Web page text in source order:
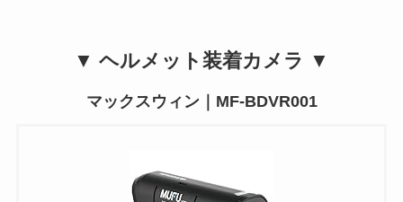
▼ ヘルメット装着カメラ ▼
マックスウィン｜MF-BDVR001